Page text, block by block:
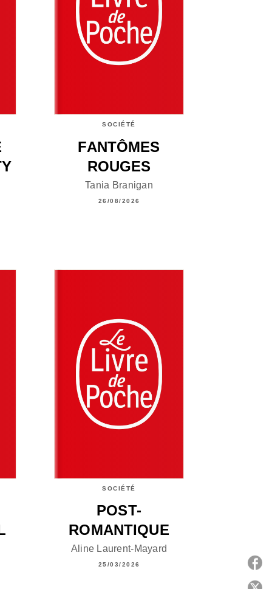
SOCIÉTÉ
FANTÔMES
ROUGES
Tania Branigan
26/08/2026
SOCIÉTÉ
POST-
ROMANTIQUE
Aline Laurent-Mayard
25/03/2026